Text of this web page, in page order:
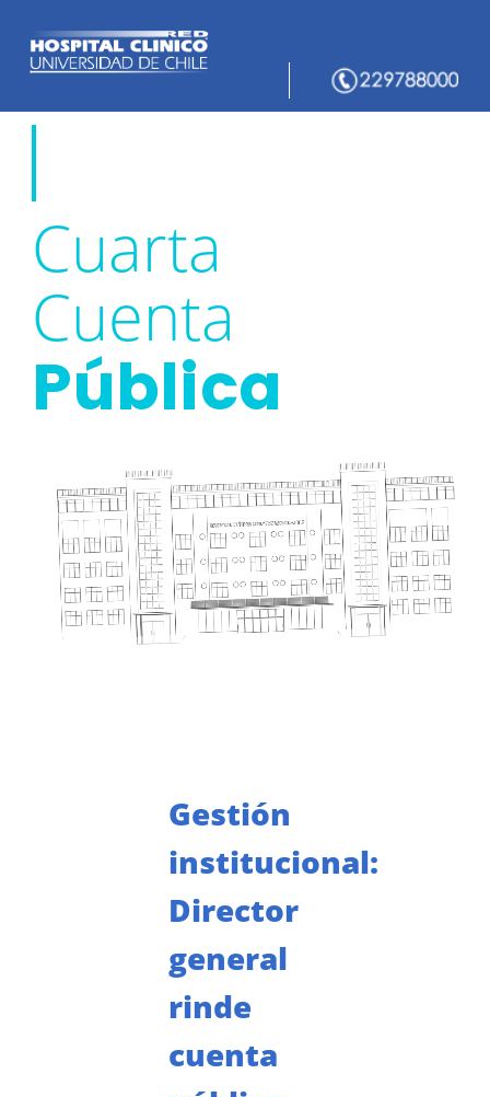
Cuarta
Cuenta
Pública
Gestión
institucional:
Director
general
rinde
cuenta